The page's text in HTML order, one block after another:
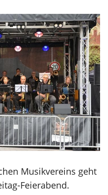
Musikvereins geht
Feierabend.